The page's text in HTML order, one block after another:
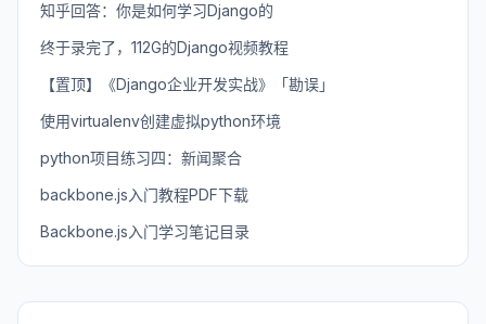
知乎回答：你是如何学习Django的
终于录完了，112G的Django视频教程
【置顶】《Django企业开发实战》「勘误」
使用virtualenv创建虚拟python环境
python项目练习四：新闻聚合
backbone.js入门教程PDF下载
Backbone.js入门学习笔记目录